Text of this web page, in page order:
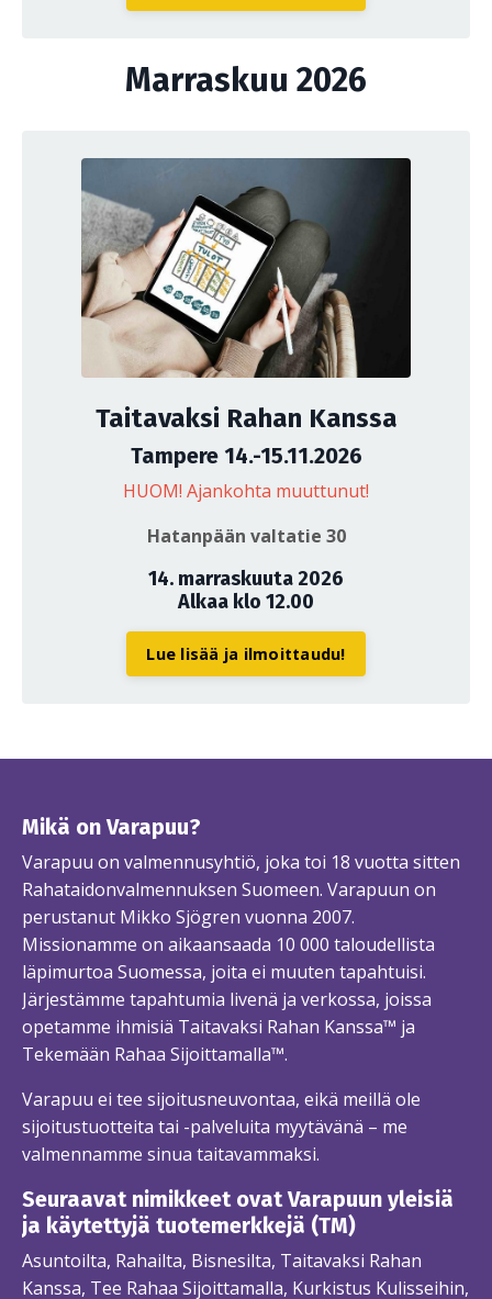
Marraskuu 2026
Taitavaksi Rahan Kanssa
Tampere 14.-15.11.2026
HUOM! Ajankohta muuttunut!
Hatanpään valtatie 30
14. marraskuuta 2026
Alkaa klo 12.00
Lue lisää ja ilmoittaudu!
Mikä on Varapuu?
Varapuu on valmennusyhtiö, joka toi 18 vuotta sitten
Rahataidonvalmennuksen Suomeen. Varapuun on
perustanut Mikko Sjögren vuonna 2007.
Missionamme on aikaansaada 10 000 taloudellista
läpimurtoa Suomessa, joita ei muuten tapahtuisi.
Järjestämme tapahtumia livenä ja verkossa, joissa
opetamme ihmisiä Taitavaksi Rahan Kanssa™ ja
Tekemään Rahaa Sijoittamalla™.
Varapuu ei tee sijoitusneuvontaa, eikä meillä ole
sijoitustuotteita tai -palveluita myytävänä – me
valmennamme sinua taitavammaksi.
Seuraavat nimikkeet ovat Varapuun yleisiä
ja käytettyjä tuotemerkkejä (TM)
Asuntoilta, Rahailta, Bisnesilta, Taitavaksi Rahan
Kanssa, Tee Rahaa Sijoittamalla, Kurkistus Kulisseihin,